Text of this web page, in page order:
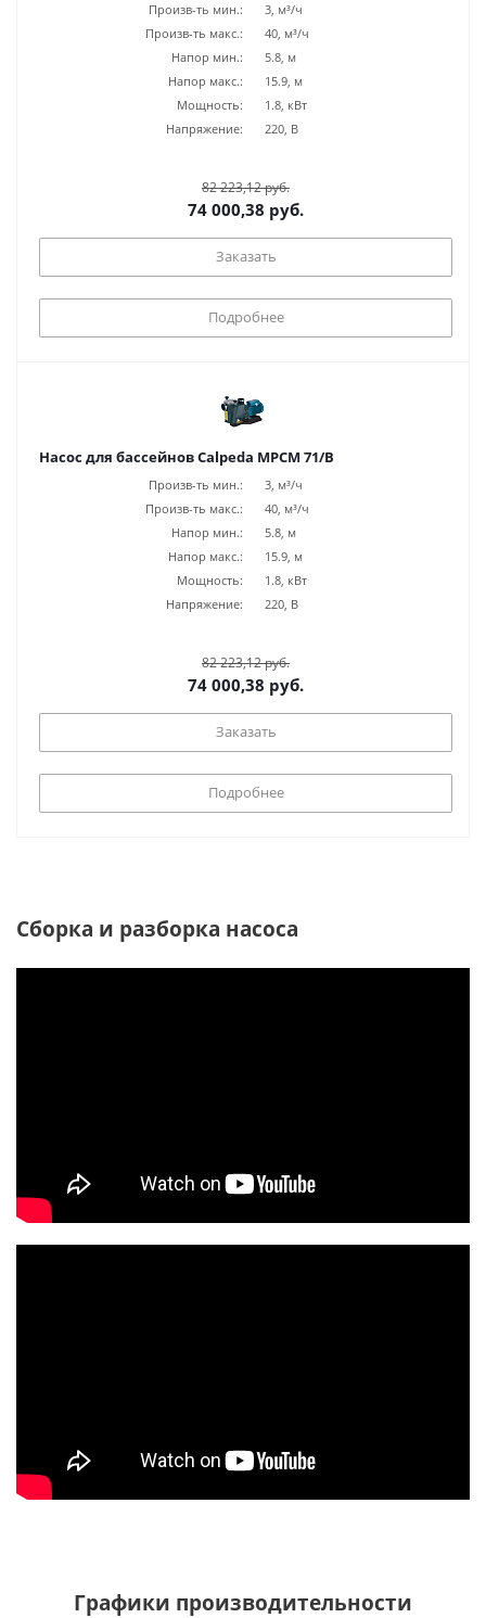
Произв-ть мин.:
3, м³/ч
Произв-ть макс.:
40, м³/ч
Напор мин.:
5.8, м
Напор макс.:
15.9, м
Мощность:
1.8, кВт
Напряжение:
220, В
82 223,12 руб.
74 000,38 руб.
Заказать
Подробнее
Насос для бассейнов Calpeda MPCM 71/B
Произв-ть мин.:
3, м³/ч
Произв-ть макс.:
40, м³/ч
Напор мин.:
5.8, м
Напор макс.:
15.9, м
Мощность:
1.8, кВт
Напряжение:
220, В
82 223,12 руб.
74 000,38 руб.
Заказать
Подробнее
Сборка и разборка насоса
Графики производительности